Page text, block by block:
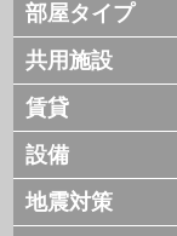
部屋タイプ
共用施設
賃貸
設備
地震対策